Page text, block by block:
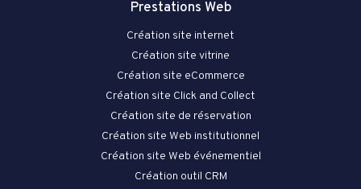
Prestations Web
Création site internet
Création site vitrine
Création site eCommerce
Création site Click and Collect
Création site de réservation
Création site Web institutionnel
Création site Web événementiel
Création outil CRM